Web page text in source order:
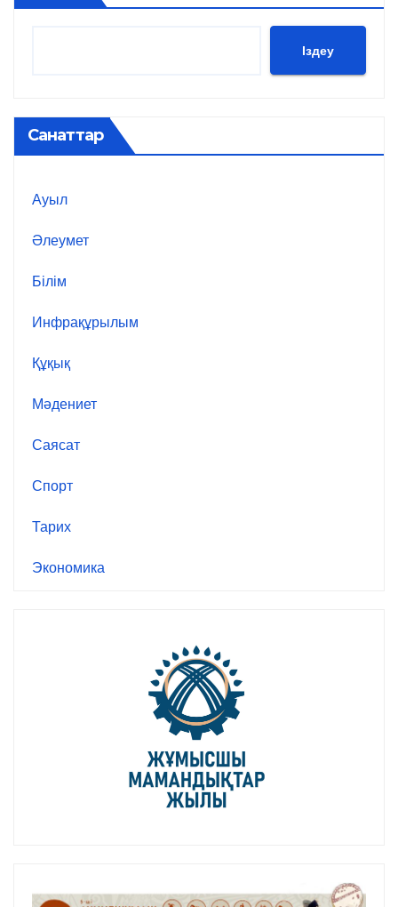
Іздеу
Санаттар
Ауыл
Әлеумет
Білім
Инфрақұрылым
Құқық
Мәдениет
Саясат
Спорт
Тарих
Экономика